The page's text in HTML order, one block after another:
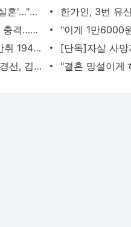
박정수, 정경호 부친과 17년째 '사실혼'…"대들었더니 좋다고" - 머니투데이
"여성들 성관계 몰카" 재혼 남편에 충격…두 딸도 "새엄마랑 살래" - 머니투데이
6살 딸 "엄마 무서워" 울었지만…만취 194㎞ 질주, 예비신랑 숨졌다 - 머니투데이
[속보]민주당 전당대회 제주·인천 경선, 김민석 후보 모두 승리 - 머니투데이